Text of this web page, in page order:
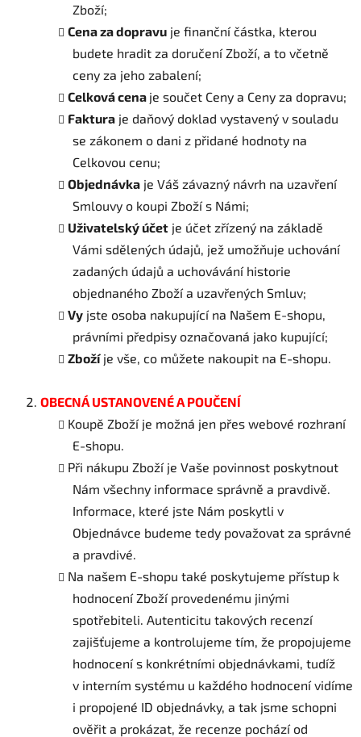
Zboží;
Cena za dopravu je finanční částka, kterou
budete hradit za doručení Zboží, a to včetně
ceny za jeho zabalení;
Celková cena je součet Ceny a Ceny za dopravu;
Faktura je daňový doklad vystavený v souladu
se zákonem o dani z přidané hodnoty na
Celkovou cenu;
Objednávka je Váš závazný návrh na uzavření
Smlouvy o koupi Zboží s Námi;
Uživatelský účet je účet zřízený na základě
Vámi sdělených údajů, jež umožňuje uchování
zadaných údajů a uchovávání historie
objednaného Zboží a uzavřených Smluv;
Vy jste osoba nakupující na Našem E-shopu,
právními předpisy označovaná jako kupující;
Zbožíje vše, co můžete nakoupit na E-shopu.
OBECNÁ USTANOVENÉ A POUČENÍ
Koupě Zboží je možná jen přes webové rozhraní
E-shopu.
Při nákupu Zboží je Vaše povinnost poskytnout
Nám všechny informace správně a pravdivě.
Informace, které jste Nám poskytli v
Objednávce budeme tedy považovat za správné
a pravdivé.
Na našem E-shopu také poskytujeme přístup k
hodnocení Zboží provedenému jinými
spotřebiteli. Autenticitu takových recenzí
zajišťujeme a kontrolujeme tím, že propojujeme
hodnocení s konkrétními objednávkami, tudíž
v interním systému u každého hodnocení vidíme
i propojené ID objednávky, a tak jsme schopni
ověřit a prokázat, že recenze pochází od